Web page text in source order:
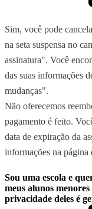
Sim, você pode
na seta suspensa no
assinatura". Você
das suas informações
mudanças".
Não oferecemos
pagamento é feito.
data de expiração da
informações na página
Sou uma escola e
meus alunos
privacidade deles é